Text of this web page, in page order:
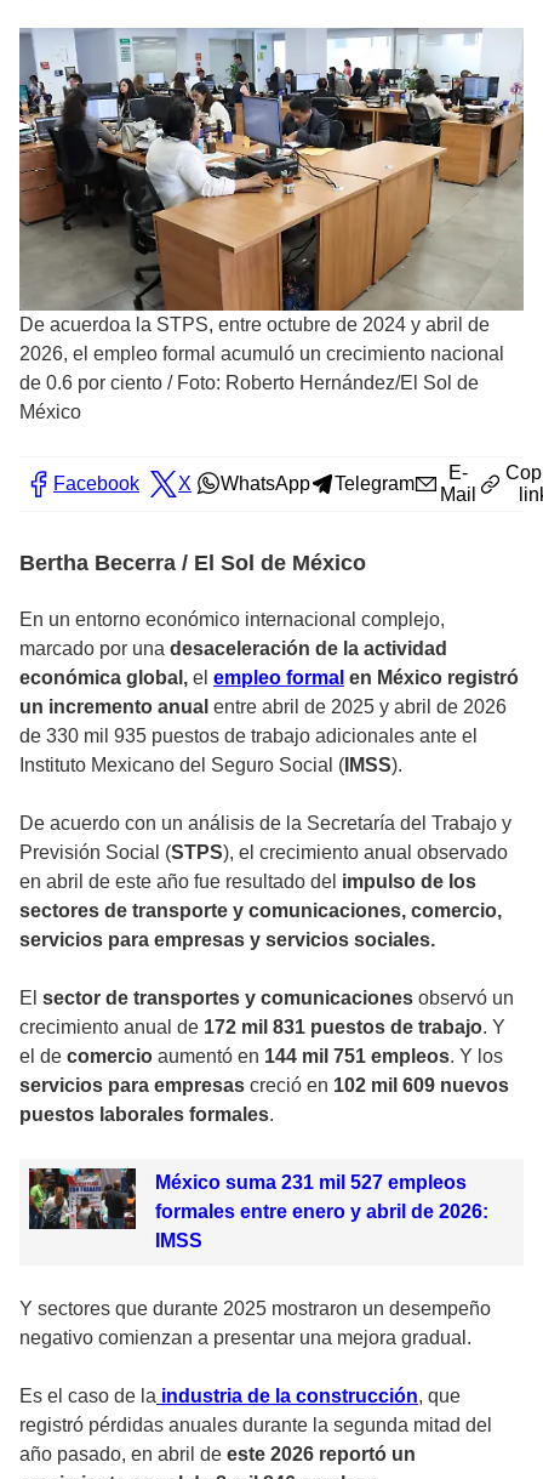
De acuerdoa la STPS, entre octubre de 2024 y abril de
2026, el empleo formal acumuló un crecimiento nacional
de 0.6 por ciento / Foto: Roberto Hernández/El Sol de
México
Facebook X WhatsApp Telegram
E-
Mail
Bertha Becerra / El Sol de México
En un entorno económico internacional complejo,
marcado por una desaceleración de la actividad
económica global, el empleo formal en México registró
un incremento anual entre abril de 2025 y abril de 2026
de 330 mil 935 puestos de trabajo adicionales ante el
Instituto Mexicano del Seguro Social ( IMSS).
De acuerdo con un análisis de la Secretaría del Trabajo y
Previsión Social (STPS), el crecimiento anual observado
en abril de este año fue resultado del impulso de los
sectores de transporte y comunicaciones, comercio,
servicios para empresas y servicios sociales.
El sector de transportes y comunicaciones observó un
crecimiento anual de 172 mil 831 puestos de trabajo. Y
el de comercio aumentó en 144 mil 751 empleos. Y los
servicios para empresas creció en 102 mil 609 nuevos
puestos laborales formales.
México suma 231 mil 527 empleos
formales entre enero y abril de 2026:
IMSS
Y sectores que durante 2025 mostraron un desempeño
negativo comienzan a presentar una mejora gradual.
Es el caso de la industria de la construcción, que
registró pérdidas anuales durante la segunda mitad del
año pasado, en abril de este 2026 reportó un